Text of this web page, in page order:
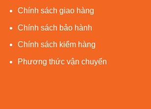
Chính sách giao hàng
Chính sách bảo hành
Chính sách kiểm hàng
Phương thức vận chuyển